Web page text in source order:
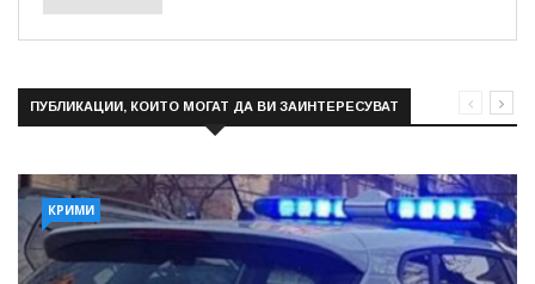
ПУБЛИКАЦИИ, КОИТО МОГАТ ДА ВИ ЗАИНТЕРЕСУВАТ
КРИМИ